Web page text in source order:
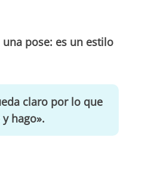
pose: es un estilo
claro por lo que
hago».